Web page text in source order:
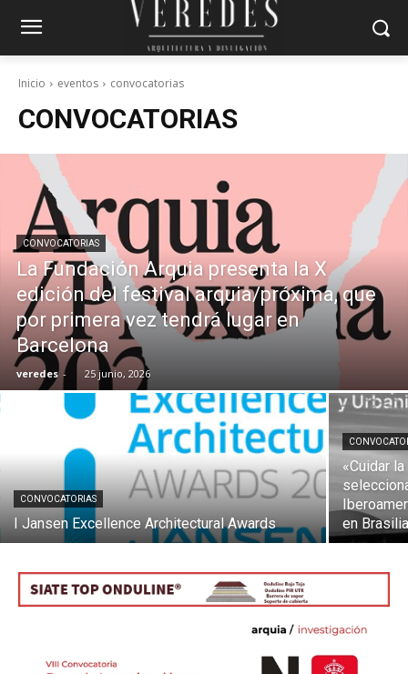
Inicio eventos convocatorias
CONVOCATORIAS
CONVOCATORIAS
La Fundación Arquia presenta la X
edición del festival arquia/próxima, que
por primera vez tendrá lugar en
Barcelona
veredes - 25 junio, 2026
CONVOCATORIAS
I Jansen Excellence Architectural Awards
«Cuidar
en